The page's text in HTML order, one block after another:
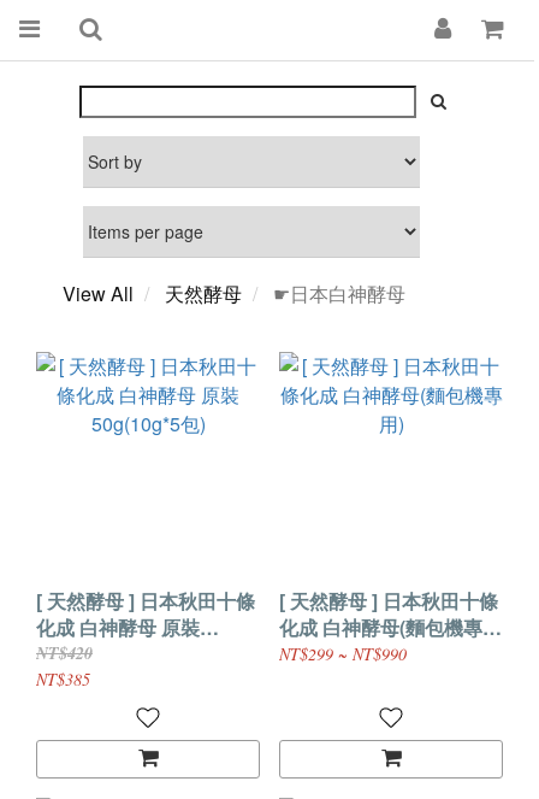
View All 天然酵母 ☛日本白神酵母
[ 天然酵母 ] 日本秋田十條
化成 白神酵母 原裝
50g(10g*5包)
NT$420
NT$385
[ 天然酵母 ] 日本秋田十條
化成 白神酵母(麵包機專
用)
NT$299 ~ NT$990